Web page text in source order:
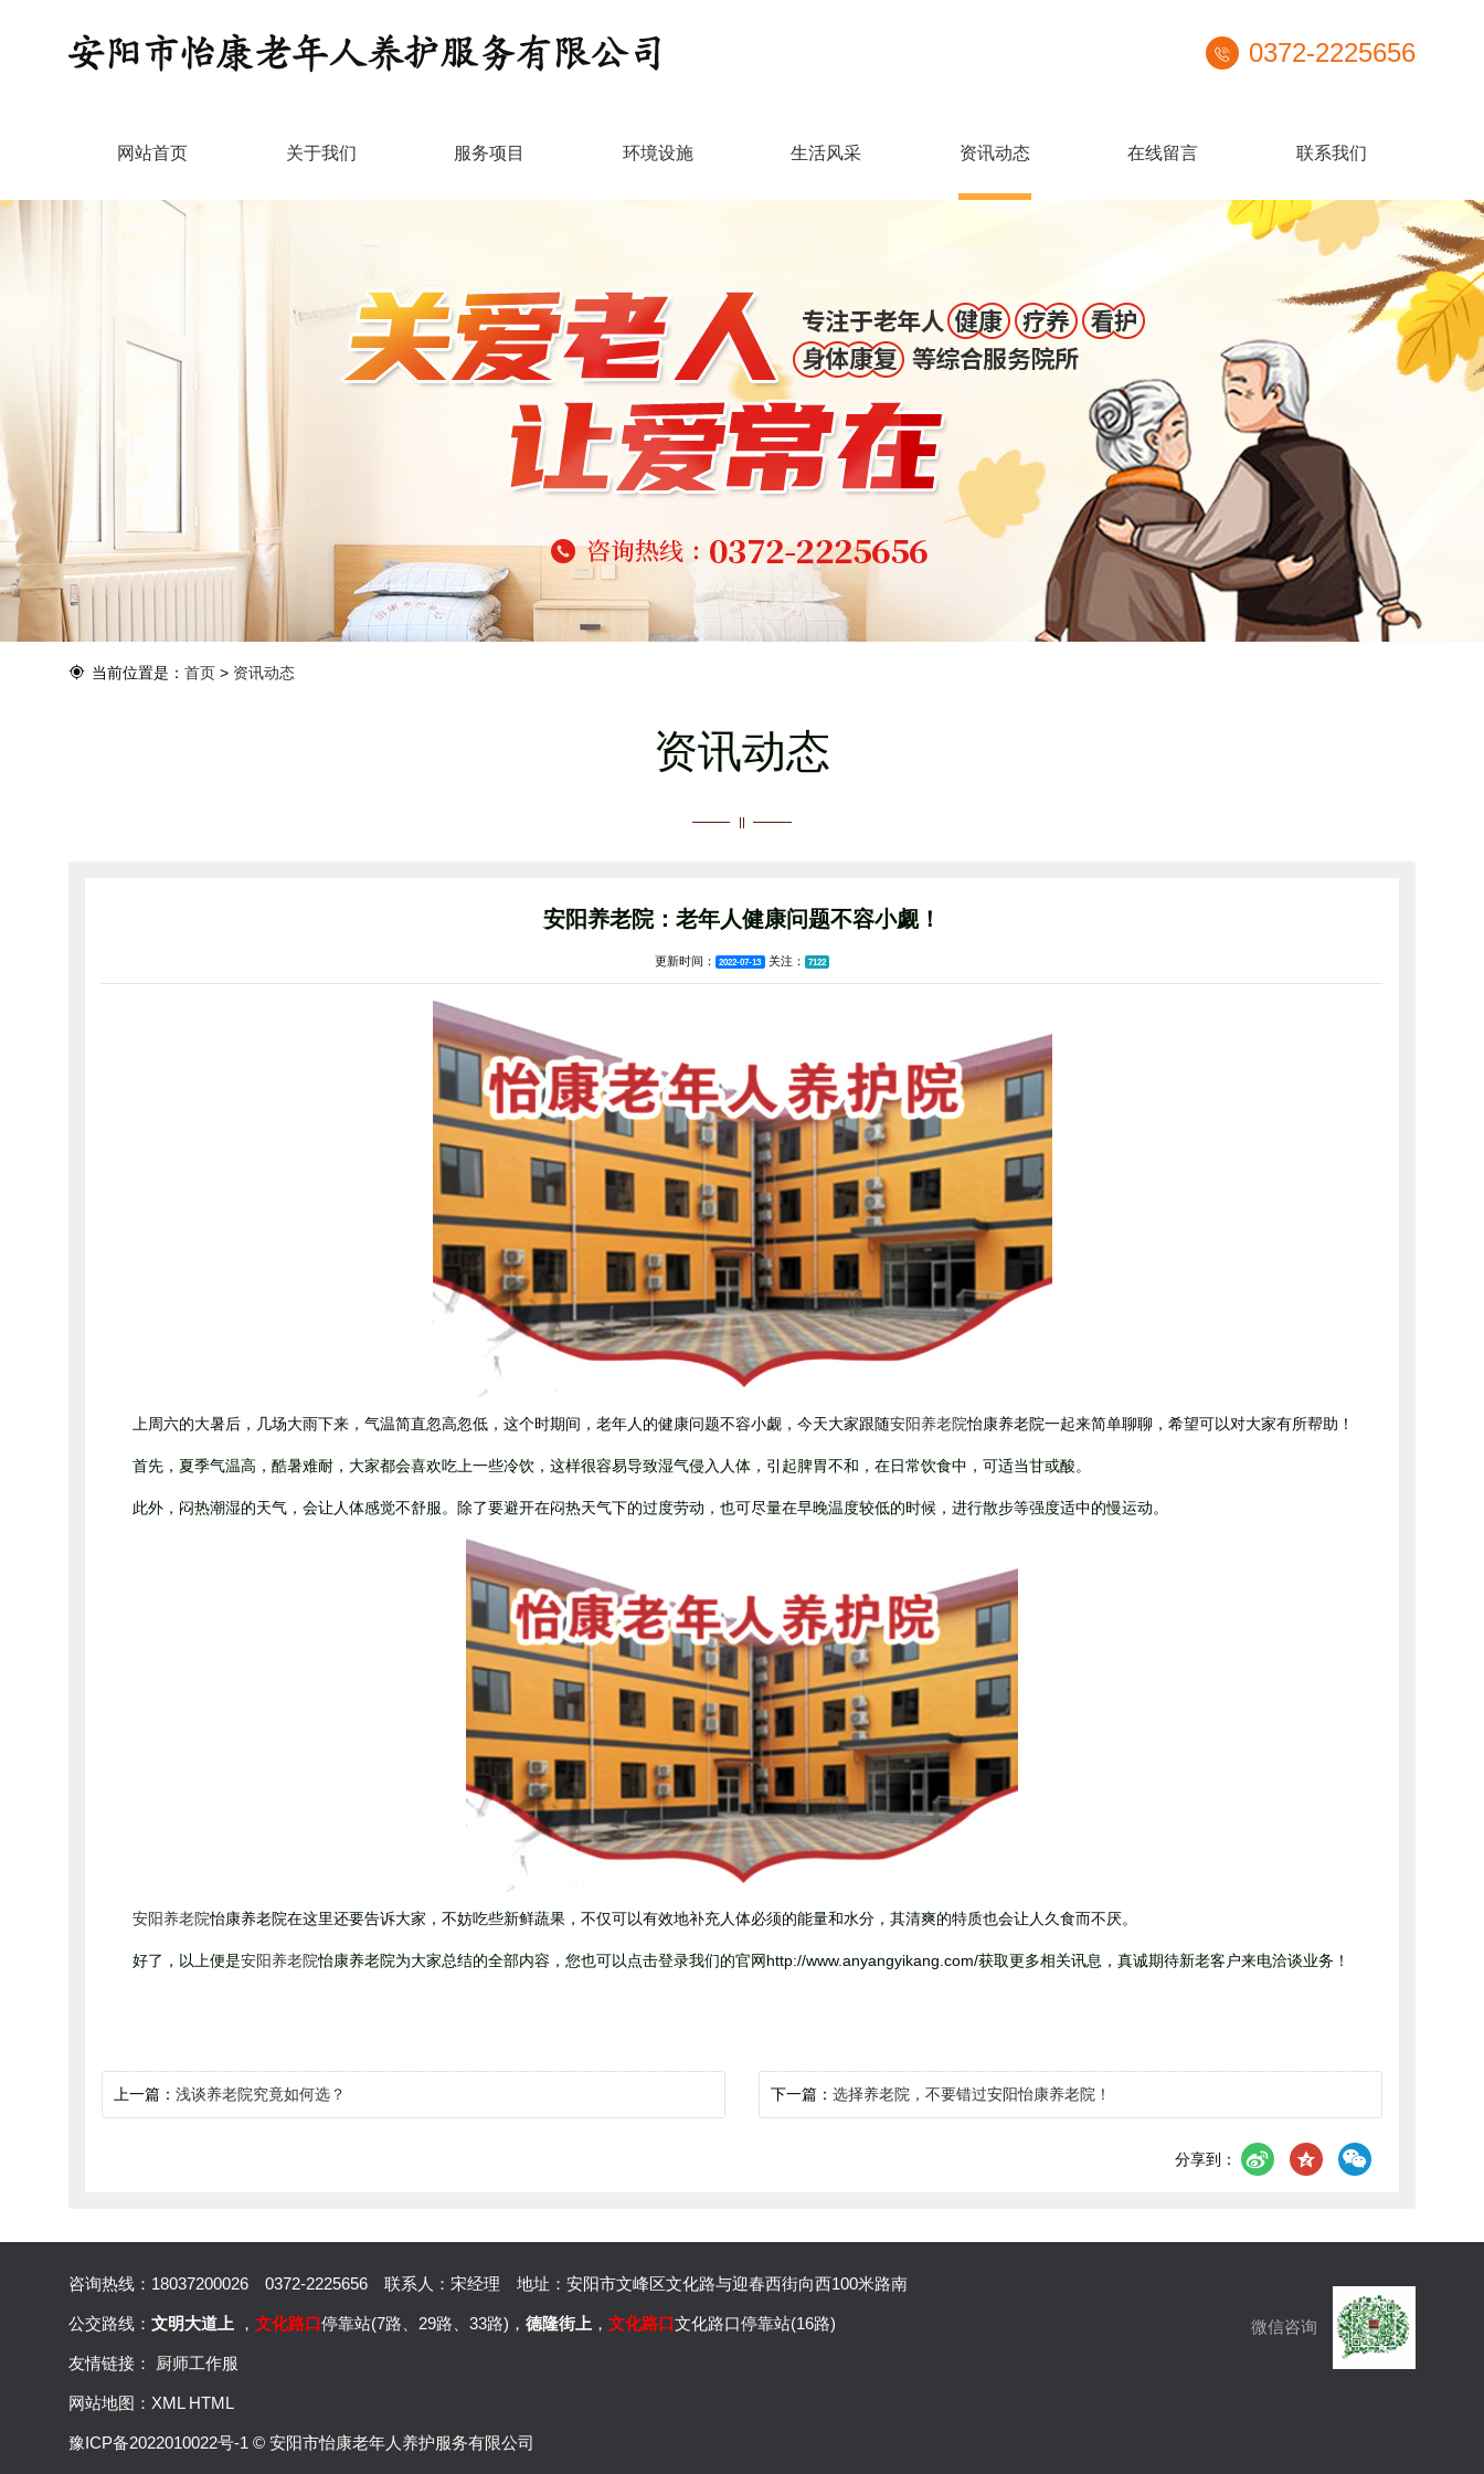
0372-2225656
网站首页 关于我们 服务项目 环境设施 生活风采 资讯动态 在线留言 联系我们
当前位置是： 首页 > 资讯动态
资讯动态
安阳养老院：老年人健康问题不容小觑！
更新时间： 2022-07-13 关注： 7122
上周六的大暑后，几场大雨下来，气温简直忽高忽低，这个时期间，老年人的健康问题不容小觑，今天大家跟随安阳养老院怡康养老院一起来简单聊聊，希望可以对大家有所帮助！
首先，夏季气温高，酷暑难耐，大家都会喜欢吃上一些冷饮，这样很容易导致湿气侵入人体，引起脾胃不和，在日常饮食中，可适当甘或酸。
此外，闷热潮湿的天气，会让人体感觉不舒服。除了要避开在闷热天气下的过度劳动，也可尽量在早晚温度较低的时候，进行散步等强度适中的慢运动。
安阳养老院怡康养老院在这里还要告诉大家，不妨吃些新鲜蔬果，不仅可以有效地补充人体必须的能量和水分，其清爽的特质也会让人久食而不厌。
好了，以上便是安阳养老院怡康养老院为大家总结的全部内容，您也可以点击登录我们的官网http://www.anyangyikang.com/获取更多相关讯息，真诚期待新老客户来电洽谈业务！
上一篇： 浅谈养老院究竟如何选？ 下一篇： 选择养老院，不要错过安阳怡康养老院！
分享到：
咨询热线： 18037200026 0372-2225656 联系人：宋经理 地址：安阳市文峰区文化路与迎春西街向西100米路南
公交路线： 文明大道上 ， 文化路口停靠站(7路、29路、33路)， 德隆街上 ， 文化路口文化路口停靠站(16路)
友情链接： 厨师工作服
网站地图： XML HTML
豫ICP备2022010022号-1 © 安阳市怡康老年人养护服务有限公司
微信咨询